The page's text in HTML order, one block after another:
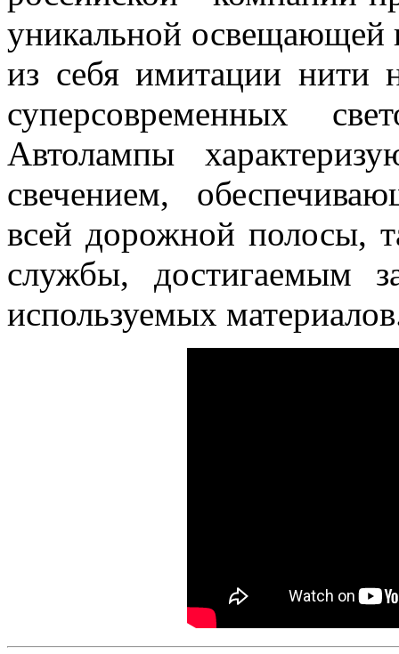
уникальной освещающей
из себя имитации нити
суперсовременных
Автолампы
свечением,
всей дорожной полосы,
службы, достигаемым
используемых